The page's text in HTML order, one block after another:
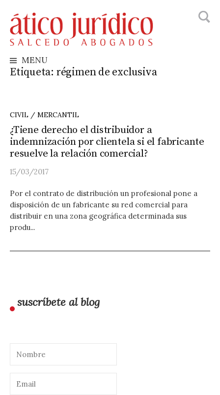
to
content
MENU
Etiqueta: régimen de exclusiva
CIVIL / MERCANTIL
¿Tiene derecho el distribuidor a
indemnización por clientela si el fabricante
resuelve la relación comercial?
15/03/2017
Por el contrato de distribución un profesional pone a
disposición de un fabricante su red comercial para
distribuir en una zona geográfica determinada sus
produ...
suscríbete al blog